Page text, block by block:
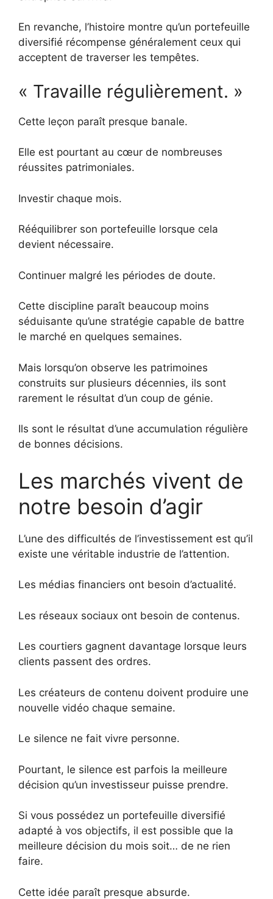
En revanche, l’histoire montre qu’un portefeuille
diversifié récompense généralement ceux qui
acceptent de traverser les tempêtes.
« Travaille régulièrement. »
Cette leçon paraît presque banale.
Elle est pourtant au cœur de nombreuses
réussites patrimoniales.
Investir chaque mois.
Rééquilibrer son portefeuille lorsque cela
devient nécessaire.
Continuer malgré les périodes de doute.
Cette discipline paraît beaucoup moins
séduisante qu’une stratégie capable de battre
le marché en quelques semaines.
Mais lorsqu’on observe les patrimoines
construits sur plusieurs décennies, ils sont
rarement le résultat d’un coup de génie.
Ils sont le résultat d’une accumulation régulière
de bonnes décisions.
Les marchés vivent de
notre besoin d’agir
L’une des difficultés de l’investissement est qu’il
existe une véritable industrie de l’attention.
Les médias financiers ont besoin d’actualité.
Les réseaux sociaux ont besoin de contenus.
Les courtiers gagnent davantage lorsque leurs
clients passent des ordres.
Les créateurs de contenu doivent produire une
nouvelle vidéo chaque semaine.
Le silence ne fait vivre personne.
Pourtant, le silence est parfois la meilleure
décision qu’un investisseur puisse prendre.
Si vous possédez un portefeuille diversifié
adapté à vos objectifs, il est possible que la
meilleure décision du mois soit… de ne rien
faire.
Cette idée paraît presque absurde.